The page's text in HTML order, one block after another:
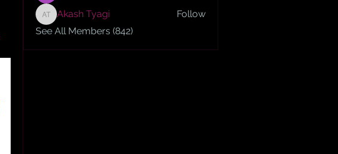
Akash Tyagi
Akash Tyagi
Follow
See All Members (842)